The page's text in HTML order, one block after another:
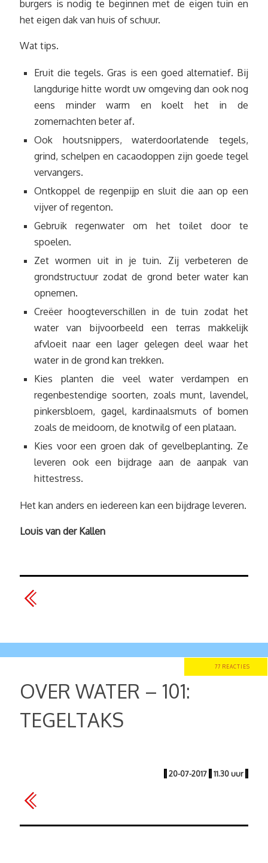
burgers is nodig te beginnen met de eigen tuin en
het eigen dak van huis of schuur.
Wat tips.
Eruit die tegels. Gras is een goed alternatief. Bij
langdurige hitte wordt uw omgeving dan ook nog
eens minder warm en koelt het in de
zomernachten beter af.
Ook houtsnippers, waterdoorlatende tegels,
grind, schelpen en cacaodoppen zijn goede tegel
vervangers.
Ontkoppel de regenpijp en sluit die aan op een
vijver of regenton.
Gebruik regenwater om het toilet door te
spoelen.
Zet wormen uit in je tuin. Zij verbeteren de
grondstructuur zodat de grond beter water kan
opnemen.
Creëer hoogteverschillen in de tuin zodat het
water van bijvoorbeeld een terras makkelijk
afvloeit naar een lager gelegen deel waar het
water in de grond kan trekken.
Kies planten die veel water verdampen en
regenbestendige soorten, zoals munt, lavendel,
pinkersbloem, gagel, kardinaalsmuts of bomen
zoals de meidoorn, de knotwilg of een plataan.
Kies voor een groen dak of gevelbeplanting. Ze
leveren ook een bijdrage aan de aanpak van
hittestress.
Het kan anders en iedereen kan een bijdrage leveren.
Louis van der Kallen
77 REACTIES
OVER WATER – 101:
TEGELTAKS
| 20-07-2017 | 11.30 uur |